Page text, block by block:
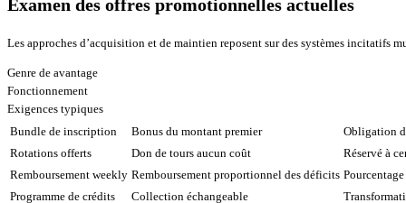
Examen des offres promotionnelles actuelles
Les approches d’acquisition et de maintien reposent sur des systèmes incitatifs
Genre de avantage
Fonctionnement
Exigences typiques
Bundle de inscription
Bonus du montant premier
Obligation
Rotations offerts
Don de tours aucun coût
Réservé à
Remboursement weekly Remboursement proportionnel des déficits
Programme de crédits
Collection échangeable